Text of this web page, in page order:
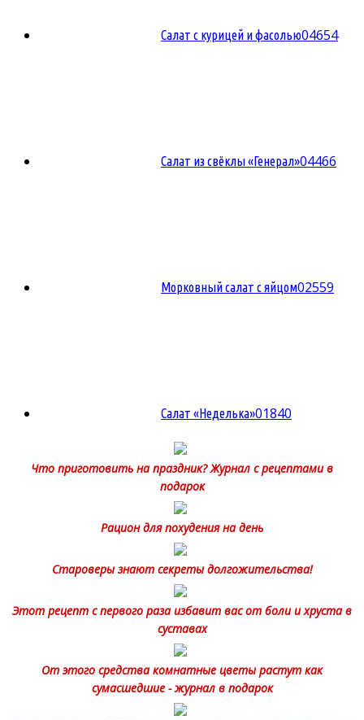
Салат с курицей и фасолью04654
Салат из свёклы «Генерал»04466
Морковный салат с яйцом02559
Салат «Неделька»01840
Что приготовить на праздник? Журнал с рецептами в
подарок
Рацион для похудения на день
Староверы знают секреты долгожительства!
Этот рецепт с первого раза избавит вас от боли и хруста в
суставах
От этого средства комнатные цветы растут как
сумасшедшие - журнал в подарок